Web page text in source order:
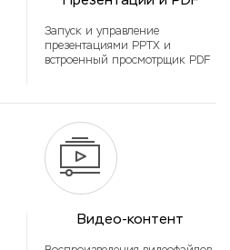
Запуск и управление
презентациями PPTX и
встроенный просмотрщик PDF
Видео-контент